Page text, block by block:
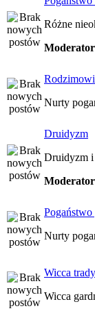
Różne
Nurty
Druidyzm
Druidyzm i
Pogaństwo
Nurty
Wicca
Wicca